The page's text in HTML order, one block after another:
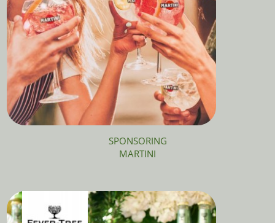
SPONSORING
MARTINI